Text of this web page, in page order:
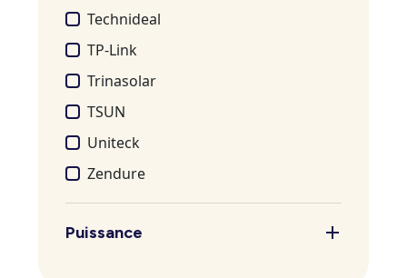
Technideal
TP-Link
Trinasolar
TSUN
Uniteck
Zendure
Puissance